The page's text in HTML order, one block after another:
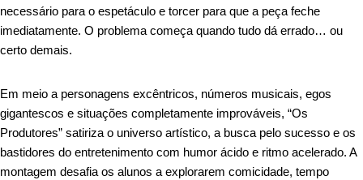
necessário para o espetáculo e torcer para que a peça feche
imediatamente. O problema começa quando tudo dá errado… ou
certo demais.
Em meio a personagens excêntricos, números musicais, egos
gigantescos e situações completamente improváveis, “Os
Produtores” satiriza o universo artístico, a busca pelo sucesso e os
bastidores do entretenimento com humor ácido e ritmo acelerado. A
montagem desafia os alunos a explorarem comicidade, tempo